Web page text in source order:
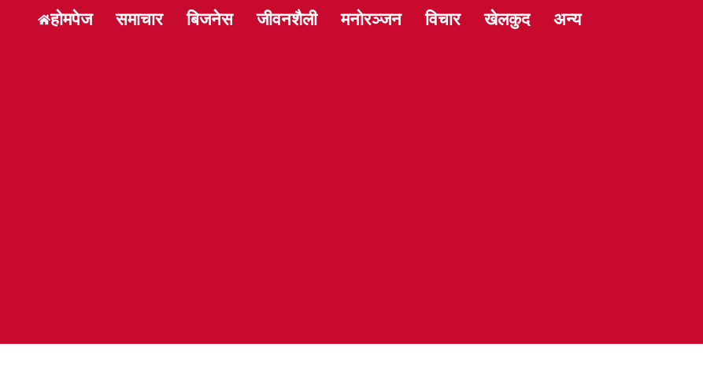
होमपेज समाचार बिजनेस जीवनशैली मनोरञ्जन विचार खेलकुद अन्य